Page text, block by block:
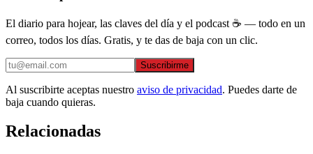
El diario para hojear, las claves del día y el podcast ☕ — todo en un
correo, todos los días. Gratis, y te das de baja con un clic.
Suscribirme
Al suscribirte aceptas nuestro aviso de privacidad. Puedes darte de
baja cuando quieras.
Relacionadas